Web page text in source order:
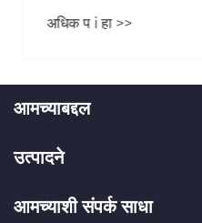
अधिक प i हा >>
आमच्याबद्दल
उत्पादने
आमच्याशी संपर्क साधा